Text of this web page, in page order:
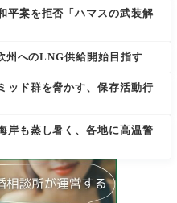
平案を拒否「ハマスの武装解
州へのLNG供給開始目指す
ッド群を脅かす、保存活動行
岸も蒸し暑く、各地に高温警